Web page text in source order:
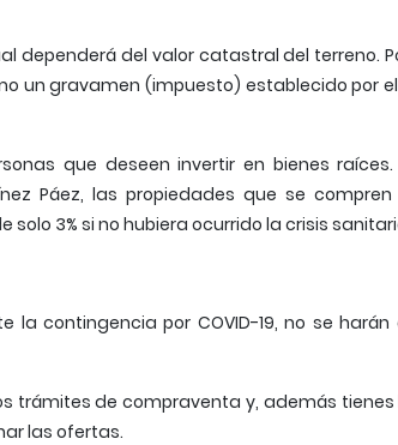
dependerá del valor catastral del terreno.
un gravamen (impuesto) establecido por
que deseen invertir en bienes
Páez, las propiedades que se
3% si no hubiera ocurrido la crisis
la contingencia por COVID-19, no se
trámites de compraventa y, además
las ofertas.